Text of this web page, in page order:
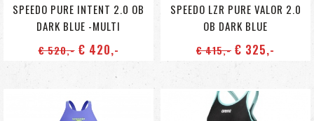
SPEEDO PURE INTENT 2.0 OB
DARK BLUE -MULTI
€ 520,-€ 420,-
SPEEDO LZR PURE VALOR 2.0
OB DARK BLUE
€ 415,- € 325,-